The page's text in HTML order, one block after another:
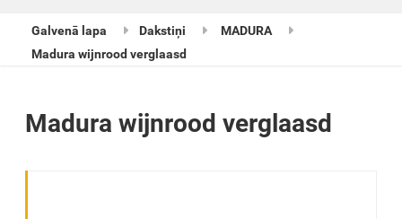
Galvenā lapa Dakstiņi
MADURA
Madura wijnrood verglaasd
Madura wijnrood verglaasd